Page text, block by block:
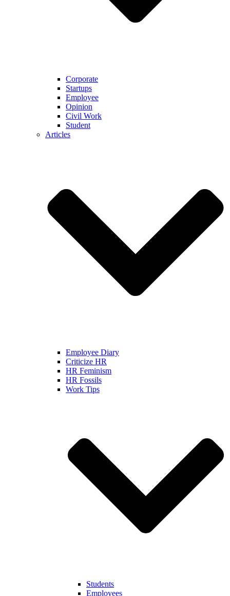
Corporate
Startups
Employee
Opinion
Civil Work
Student
Articles
Employee Diary
Criticize HR
HR Feminism
HR Fossils
Work Tips
Students
Employees